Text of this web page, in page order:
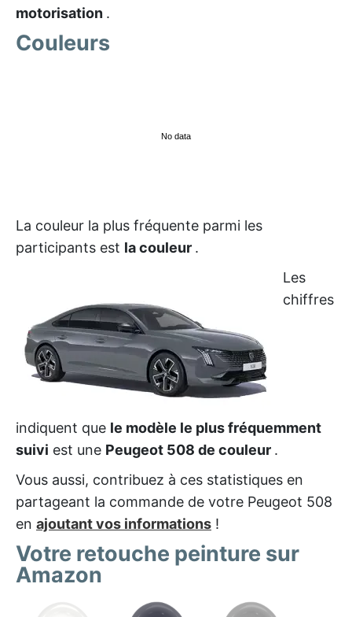
motorisation .
Couleurs
No data
La couleur la plus fréquente parmi les
participants est la couleur .
Les
chiffres
indiquent que le modèle le plus fréquemment
suivi est une Peugeot 508 de couleur .
Vous aussi, contribuez à ces statistiques en
partageant la commande de votre Peugeot 508
en ajoutant vos informations !
Votre retouche peinture sur
Amazon